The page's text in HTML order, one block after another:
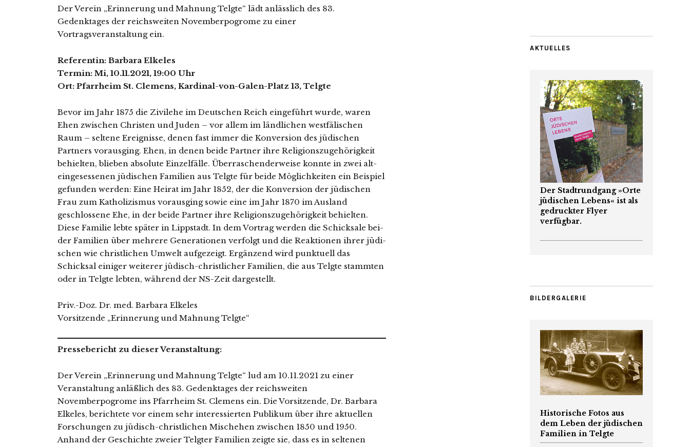
Der Verein „Erinnerung und Mahnung Telgte“ lädt anläss­lich des 83.
Gedenktages der reichs­wei­ten Novemberpogrome zu einer
Vortragsveranstaltung ein.
Referentin: Barbara Elkeles
Termin: Mi, 10.11.2021, 19:00 Uhr
Ort: Pfarrheim St. Clemens, Kardinal-von-Galen-Platz 13, Telgte
Bevor im Jahr 1875 die Zivilehe im Deutschen Reich ein­ge­führt wur­de, waren
Ehen zwi­schen Christen und Juden – vor allem im länd­li­chen west­fä­li­schen
Raum – sel­te­ne Ereignisse, denen fast immer die Konversion des jüdi­schen
Partners vor­aus­ging. Ehen, in denen bei­de Partner ihre Religionszugehörigkeit
behiel­ten, blie­ben abso­lu­te Einzelfälle. Überraschenderweise konn­te in zwei alt­
ein­ge­ses­se­nen jüdi­schen Familien aus Telgte für bei­de Möglichkeiten ein Beispiel
gefun­den wer­den: Eine Heirat im Jahr 1852, der die Konversion der jüdi­schen
Frau zum Katholizismus vor­aus­ging sowie eine im Jahr 1870 im Ausland
geschlos­se­ne Ehe, in der bei­de Partner ihre Religionszugehörigkeit behiel­ten.
Diese Familie leb­te spä­ter in Lippstadt. In dem Vortrag wer­den die Schicksale bei­
der Familien über meh­re­re Generationen ver­folgt und die Reaktionen ihrer jüdi­
schen wie christ­li­chen Umwelt auf­ge­zeigt. Ergänzend wird punk­tu­ell das
Schicksal eini­ger wei­te­rer jüdisch-christ­li­cher Familien, die aus Telgte stamm­ten
oder in Telgte leb­ten, wäh­rend der NS-Zeit dargestellt.
Priv.-Doz. Dr. med. Barbara Elkeles
Vorsitzende „Erinnerung und Mahnung Telgte“
Pressebericht zu die­ser Veranstaltung:
Der Verein „Erinnerung und Mahnung Telgte“ lud am 10.11.2021 zu einer
Veranstaltung anläß­lich des 83. Gedenktages der reichs­wei­ten
Novemberpogrome ins Pfarrheim St. Clemens ein. Die Vorsitzende, Dr. Barbara
Elkeles, berich­te­te vor einem sehr inter­es­sier­ten Publikum über ihre aktu­el­len
Forschungen zu jüdisch-christ­li­chen Mischehen zwi­schen 1850 und 1950.
Anhand der Geschichte zwei­er Telgter Familien zeig­te sie, dass es in sel­te­nen
AKTUELLES
Der Stadtrundgang »Orte
jüdischen Lebens« ist als
gedruckter Flyer
verfügbar.
BILDERGALERIE
Historische Fotos aus
dem Leben der jüdischen
Familien in Telgte